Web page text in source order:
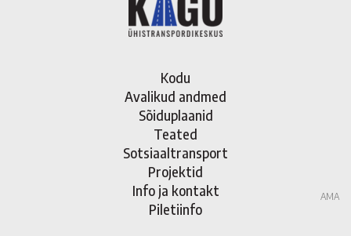
Kodu
Avalikud andmed
Sõiduplaanid
Teated
Sotsiaaltransport
Projektid
Info ja kontakt
Piletiinfo
AMA